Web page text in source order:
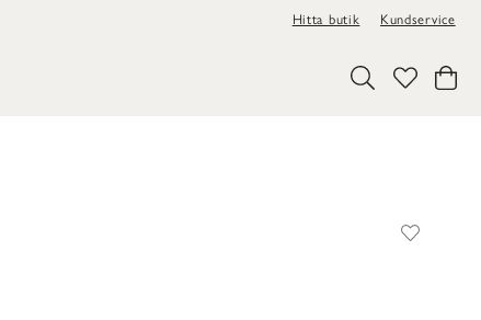
Hitta butik Kundservice